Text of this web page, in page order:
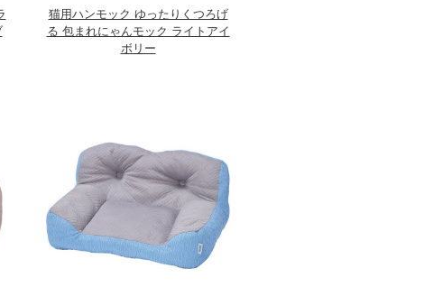
猫用ハンモック ゆったりくつろげ
る 包まれにゃんモック ライトアイ
ボリー